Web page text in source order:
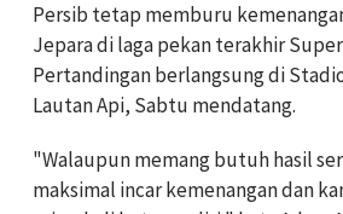
Persib tetap memburu
Jepara di laga pekan terakhir
Pertandingan berlangsung di
Lautan Api, Sabtu mendatang.
‎"Walaupun memang butuh hasil
maksimal incar kemenangan dan